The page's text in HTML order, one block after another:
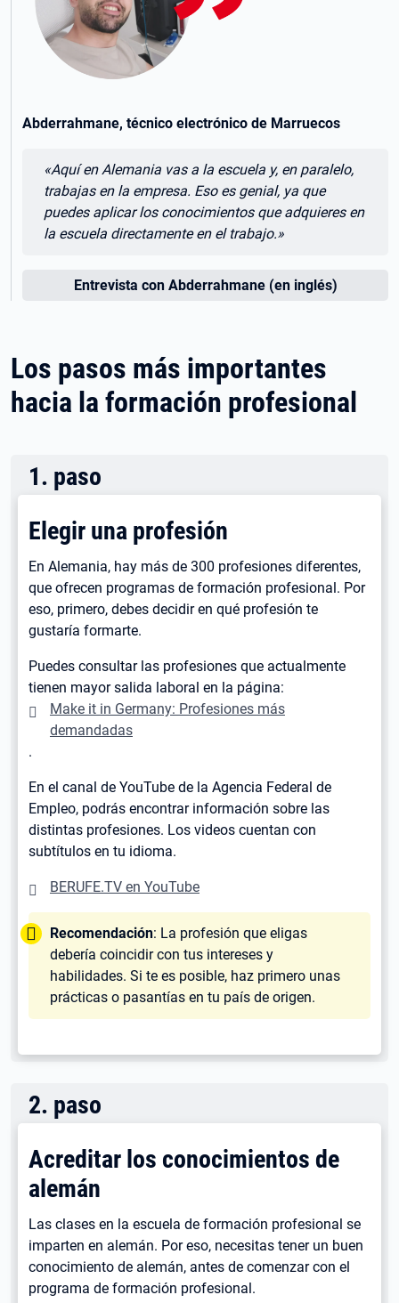
Abderrahmane, técnico electrónico de Marruecos
Zitat:
«Aquí en Alemania vas a la escuela y, en paralelo,
trabajas en la empresa. Eso es genial, ya que
puedes aplicar los conocimientos que adquieres en
la escuela directamente en el trabajo.»
Entrevista con Abderrahmane (en inglés)
Los pasos más importantes
hacia la formación profesional
1. paso
Elegir una profesión
En Alemania, hay más de 300 profesiones diferentes,
que ofrecen programas de formación profesional. Por
eso, primero, debes decidir en qué profesión te
gustaría formarte.
Puedes consultar las profesiones que actualmente
tienen mayor salida laboral en la página:
Make it in Germany: Profesiones más
demandadas
.
En el canal de YouTube de la Agencia Federal de
Empleo, podrás encontrar información sobre las
distintas profesiones. Los videos cuentan con
subtítulos en tu idioma.
BERUFE.TV en YouTube
Tipp:
Recomendación: La profesión que eligas
debería coincidir con tus intereses y
habilidades. Si te es posible, haz primero unas
prácticas o pasantías en tu país de origen.
2. paso
Acreditar los conocimientos de
alemán
Las clases en la escuela de formación profesional se
imparten en alemán. Por eso, necesitas tener un buen
conocimiento de alemán, antes de comenzar con el
programa de formación profesional.